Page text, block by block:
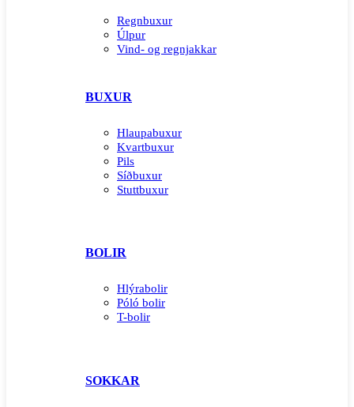
Regnbuxur
Úlpur
Vind- og regnjakkar
BUXUR
Hlaupabuxur
Kvartbuxur
Pils
Síðbuxur
Stuttbuxur
BOLIR
Hlýrabolir
Póló bolir
T-bolir
SOKKAR